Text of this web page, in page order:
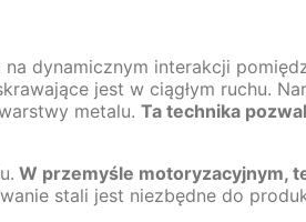
dynamicznym interakcji
jest w ciągłym ruchu.
metalu. Ta technika
W przemyśle motoryzacyjnym,
stali jest niezbędne do